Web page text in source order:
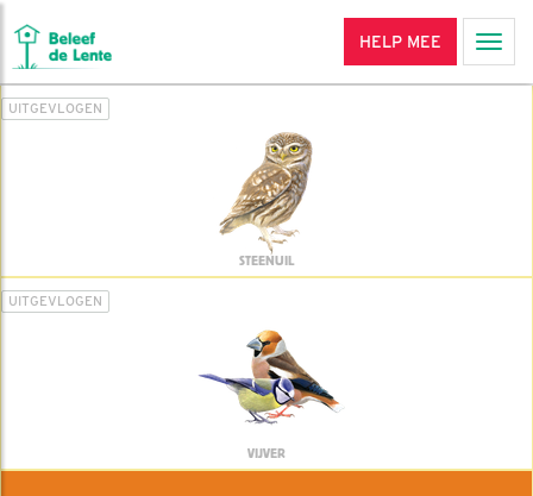
HELP MEE
UITGEVLOGEN
STEENUIL
UITGEVLOGEN
VIJVER